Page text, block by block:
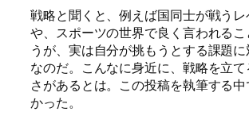
戦略と聞くと、例えば国同士が戦う
や、スポーツの世界で良く言われる
うが、実は自分が挑もうとする課題
なのだ。こんなに身近に、戦略を立
さがあるとは。この投稿を執筆する
かった。